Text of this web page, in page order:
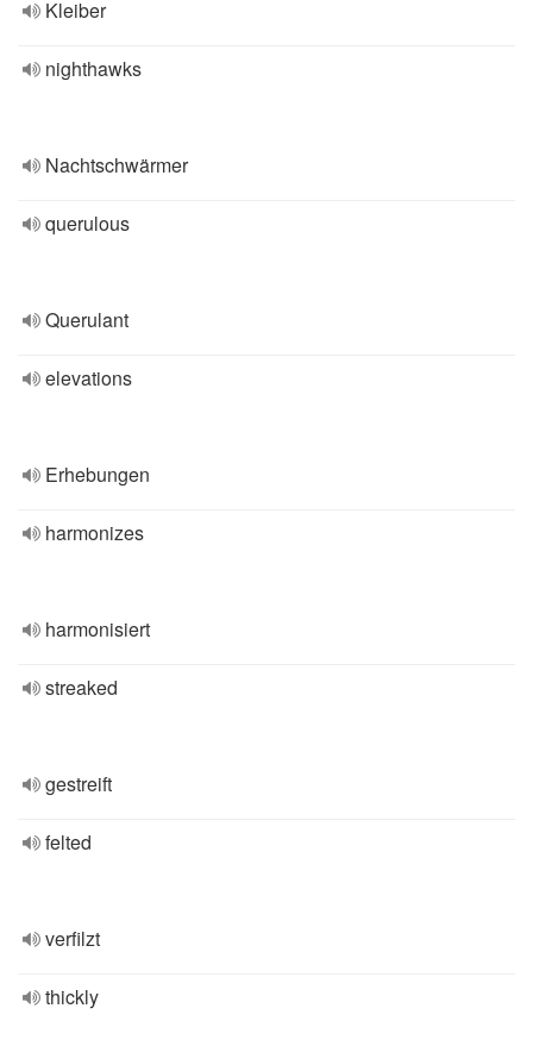
Kleiber
nighthawks
Nachtschwärmer
querulous
Querulant
elevations
Erhebungen
harmonizes
harmonisiert
streaked
gestreift
felted
verfilzt
thickly